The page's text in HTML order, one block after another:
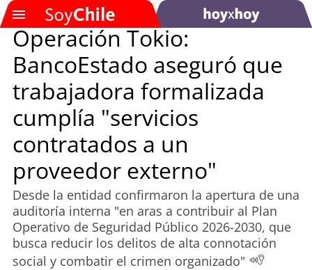
SOYTV
Podcast
Actualidad
Entretención
Economía
Deportes
Operación Tokio:
BancoEstado aseguró que
trabajadora formalizada
cumplía "servicios
contratados a un
proveedor externo"
Desde la entidad confirmaron la apertura de una
auditoría interna "en aras a contribuir al Plan
Operativo de Seguridad Público 2026-2030, que
busca reducir los delitos de alta connotación
social y combatir el crimen organizado"